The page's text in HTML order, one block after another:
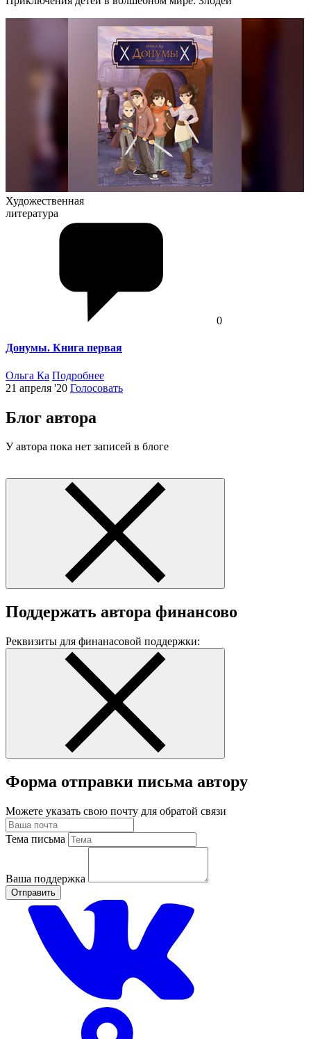
Художественная
литература
0
Донумы. Книга первая
Ольга Ка Подробнее
21 апреля '20 Голосовать
Блог автора
У автора пока нет записей в блоге
Поддержать автора финансово
Реквизиты для финанасовой поддержки:
Форма отправки письма автору
Можете указать свою почту для обратой связи
Тема письма
Ваша поддержка
Отправить